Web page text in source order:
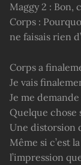
Maggy 2 : Bon,
Corps :
ne faisais rien
Corps a
Je vais
Je me
Quelque chose
Une distorsion
Même si c’est
l’impression